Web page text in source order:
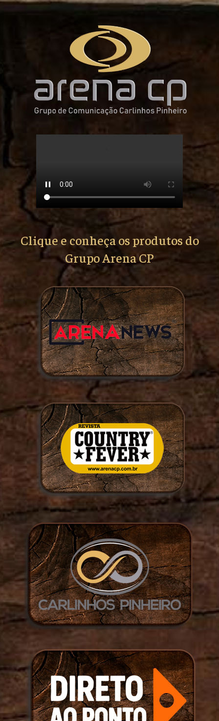
Clique e conheça os produtos do
Grupo Arena CP